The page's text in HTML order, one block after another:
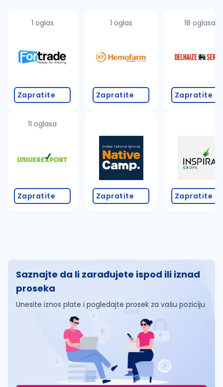
proverite pravopisne greške (koristite č, ć, š, đ,
promenite odabrane filtere pretrage
1 oglas
Zapratite
11 oglasa
Zapratite
1 oglas
Zapratite
Zapratite
18 oglasa
Zapratite
Zapratite
Saznajte da li zarađujete ispod ili iznad
proseka
Unesite iznos plate i pogledajte prosek za vašu poziciju